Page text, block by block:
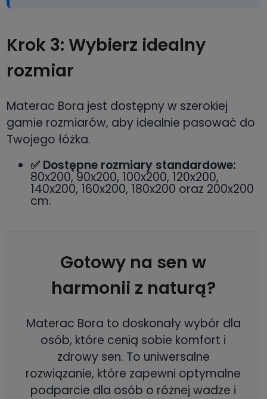
Krok 3: Wybierz idealny
rozmiar
Materac Bora jest dostępny w szerokiej
gamie rozmiarów, aby idealnie pasować do
Twojego łóżka.
✅ Dostępne rozmiary standardowe:
80x200, 90x200, 100x200, 120x200,
140x200, 160x200, 180x200 oraz 200x200
cm.
Gotowy na sen w
harmonii z naturą?
Materac Bora to doskonały wybór dla
osób, które cenią sobie komfort i
zdrowy sen. To uniwersalne
rozwiązanie, które zapewni optymalne
podparcie dla osób o różnej wadze i